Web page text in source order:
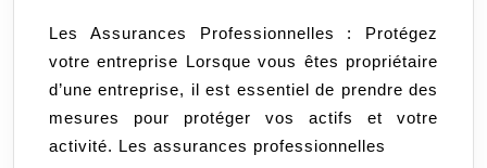
votre
entreprise
et
vos
activités
Les Assurances Professionnelles : Protégez
votre entreprise Lorsque vous êtes propriétaire
d’une entreprise, il est essentiel de prendre des
mesures pour protéger vos actifs et votre
activité. Les assurances professionnelles